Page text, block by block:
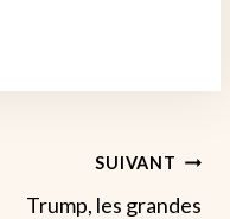
SUIVANT
Trump, les grandes